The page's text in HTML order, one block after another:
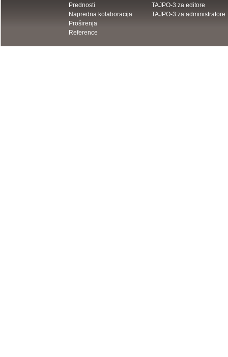
Prednosti
Napredna kolaboracija
Proširenja
Reference
TAJPO-3 za editore
TAJPO-3 za administratore